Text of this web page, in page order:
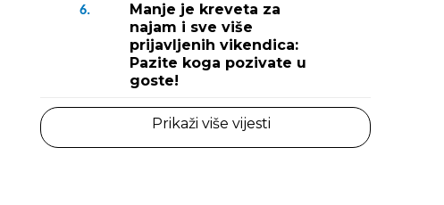
6.
Manje je kreveta za
najam i sve više
prijavljenih vikendica:
Pazite koga pozivate u
goste!
Prikaži više vijesti